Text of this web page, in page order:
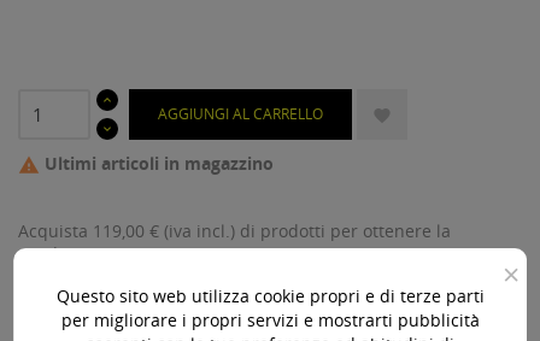
AGGIUNGI AL CARRELLO 
 Ultimi articoli in magazzino
Acquista 119,00 € (iva incl.) di prodotti per ottenere la
spedizione gratuita!
×
Questo sito web utilizza cookie propri e di terze parti
per migliorare i propri servizi e mostrarti pubblicità